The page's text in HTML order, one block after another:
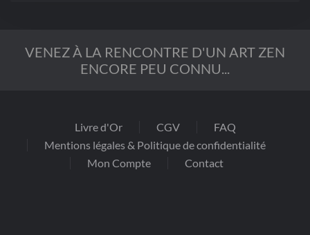
VENEZ À LA RENCONTRE D'UN ART ZEN
ENCORE PEU CONNU...
Livre d'Or CGV
FAQ
Mentions légales & Politique de confidentialité
Mon Compte
Contact